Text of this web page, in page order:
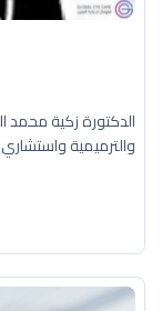
الدكتورة زكية محمد
والترميمية